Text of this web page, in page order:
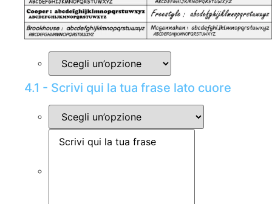
4.1 - Scrivi qui la tua frase lato cuore